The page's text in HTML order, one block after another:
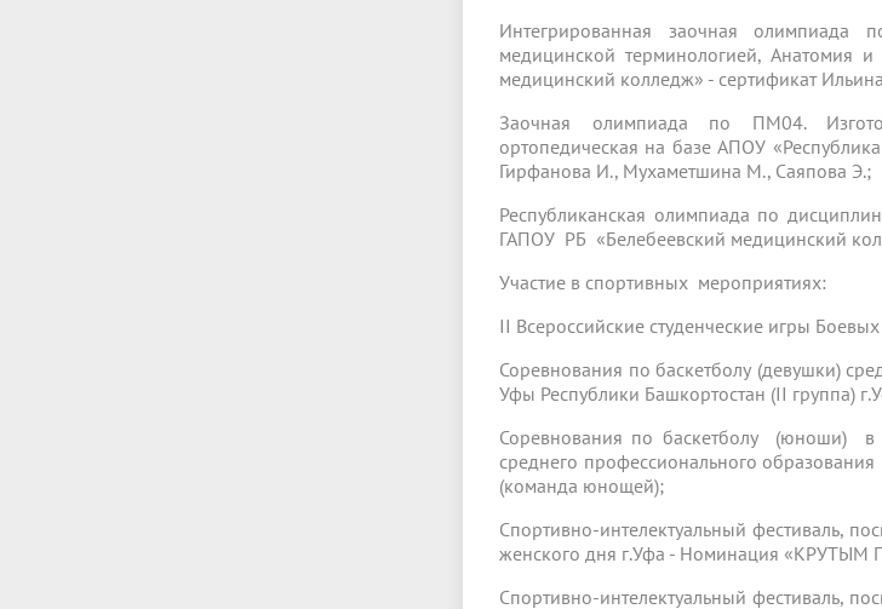
Интегрированная заочная
медицинской терминологией, Анатомия
медицинский колледж» - сертификат
Заочная олимпиада по ПМ04.
ортопедическая на базе АПОУ
Гирфанова И., Мухаметшина М., Саяпова Э.;
Республиканская олимпиада по
ГАПОУ РБ «Белебеевский медицинский
Участие в спортивных мероприятиях:
II Всероссийские студенческие игры
Соревнования по баскетболу (девушки)
Уфы Республики Башкортостан (II группа)
Соревнования по баскетболу (юноши) в
среднего профессионального
(команда юнощей);
Спортивно-интелектуальный фестиваль,
женского дня г.Уфа - Номинация
Спортивно-интелектуальный фестиваль,